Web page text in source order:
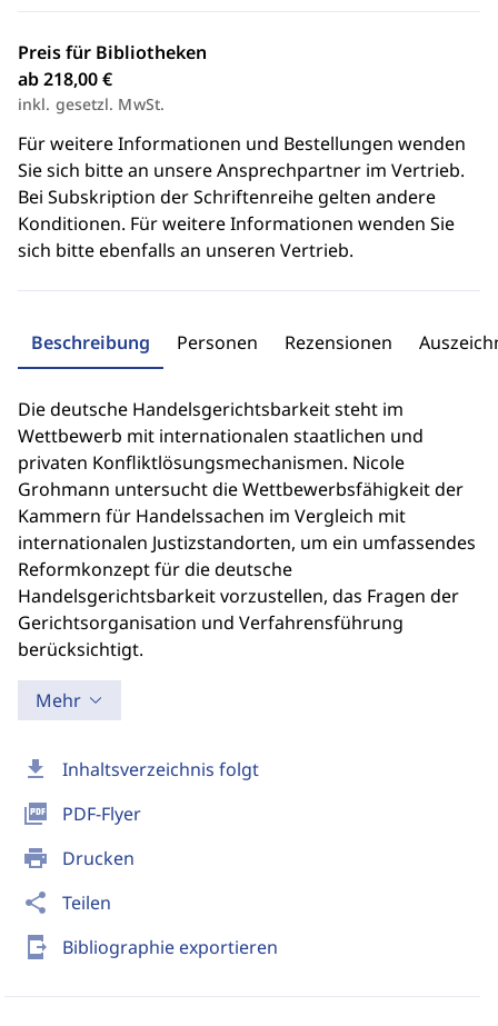
download Inhaltsverzeichnis folgt
picture_as_pdf PDF-Flyer
print Drucken
share Teilen
send_to_mobile Bibliographie exportieren
Preis für Bibliotheken
ab 218,00 €
inkl. gesetzl. MwSt.
Für weitere Informationen und Bestellungen wenden
Sie sich bitte an unsere Ansprechpartner im Vertrieb.
Bei Subskription der Schriftenreihe gelten andere
Konditionen. Für weitere Informationen wenden Sie
sich bitte ebenfalls an unseren Vertrieb.
Beschreibung Personen Rezensionen
Die deutsche Handelsgerichtsbarkeit steht im
Wettbewerb mit internationalen staatlichen und
privaten Konfliktlösungsmechanismen. Nicole
Grohmann untersucht die Wettbewerbsfähigkeit der
Kammern für Handelssachen im Vergleich mit
internationalen Justizstandorten, um ein umfassendes
Reformkonzept für die deutsche
Handelsgerichtsbarkeit vorzustellen, das Fragen der
Gerichtsorganisation und Verfahrensführung
berücksichtigt.
Mehr